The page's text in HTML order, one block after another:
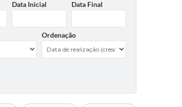
Data Inicial Data Final
Ordenação